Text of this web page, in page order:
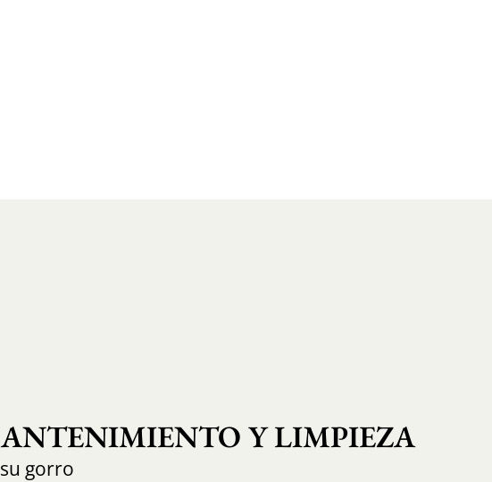
Y LIMPIEZA
gorro